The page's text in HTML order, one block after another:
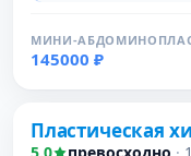
МИНИ-
145000 ₽
Проверено
Пластическая